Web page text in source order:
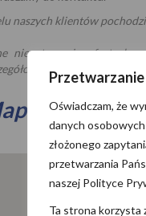
Oświadczam, że
danych
złożonego
przetwarzania
naszej Polityce
Ta strona korzysta
naszych klientów
nie stanowią oferty
informacji